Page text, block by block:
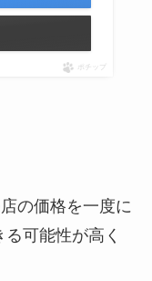
ポチップ
の価格を一度に
可能性が高く